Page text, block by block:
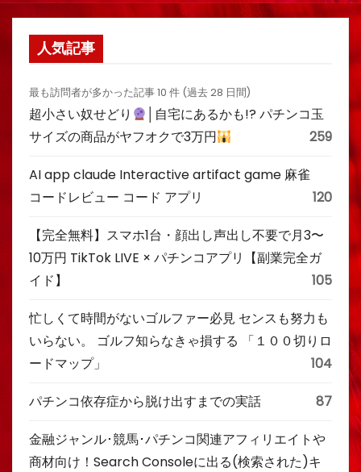
人気記事
最も訪問者が多かった記事 10 件 (過去 28 日間)
超小さい奴せどり
│自宅にあるかも!? パチンコ玉
サイズの商品がヤフオクで3万円
259
AI app claude Interactive artifact game 麻雀
コードレビュー コード アプリ
120
【完全無料】スマホ1台・顔出し声出し不要で月3〜
10万円 TikTok LIVE × パチンコアプリ【副業完全ガ
イド】
105
忙しくて時間がないゴルファー必見 センスも努力も
いらない。 ゴルフ知らなきゃ損する 「１００切りロ
ードマップ」
104
パチンコ依存症から脱け出すまでの実話 87
金融ジャンル･競馬･パチンコ関連アフィリエイトや
商材向け！Search Consoleに出る(検索された)キ